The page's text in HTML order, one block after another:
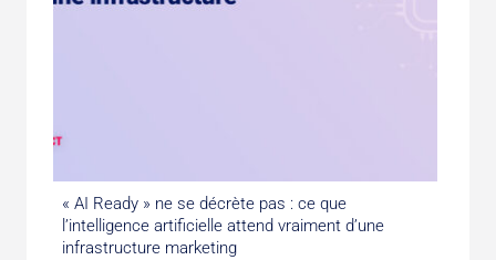
« AI Ready » ne se décrète pas : ce que
l’intelligence artificielle attend vraiment d’une
infrastructure marketing